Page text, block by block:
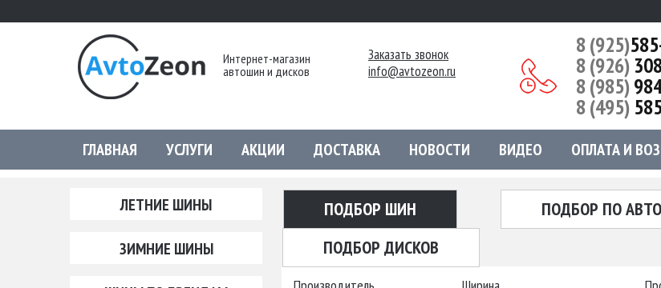
Интернет-магазин
автошин и дисков
Заказать звонок
info@avtozeon.ru
8 (925)
8 (926)
8 (985)
8 (495)
ГЛАВНАЯ УСЛУГИ АКЦИИ ДОСТАВКА НОВОСТИ ВИДЕО ОПЛАТА И
ЛЕТНИЕ ШИНЫ
ЗИМНИЕ ШИНЫ
ПОДБОР ШИН
ПОДБОР ПО
ПОДБОР ДИСКОВ